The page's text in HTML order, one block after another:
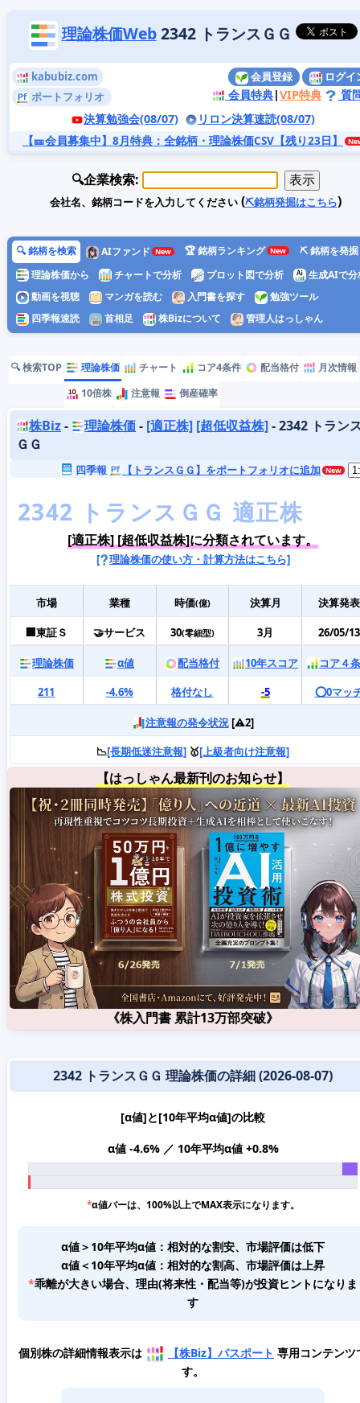
理論株価Web2342 トランスＧＧ
kabubiz.com
ポートフォリオ
会員登録 ログイ
会員特典|VIP特典
質
決算勉強会(08/07)
リロン決算速読(08/07)
【🎫会員募集中】8月特典 ：全銘柄・理論株価CSV【残り23日】
🔍企業検索:
会社名、銘柄コードを入力してください(⛏️銘柄発掘はこちら)
🔍 銘柄を検索 AIファンド 🏆 銘柄ランキング
⛏️ 銘柄を発掘
理論株価から
チャートで分析 プロット図で分析
生成AIで分
動画を視聴
マンガを読む 入門書を探す
勉強ツール
四季報速読
首相足 株Bizについて 管理人はっしゃん
🔍 検索TOP 理論株価 チャート コア4条件 配当格付
月次情報
10倍株
注意報 倒産確率
株Biz- 理論株価- [適正株] [超低収益株]- 2342 トラン
ＧＧ
四季報 【トランスＧＧ】をポートフォリオに追加
[適正株] [超低収益株]に分類されています。
[ 理論株価の使い方・計算方法はこちら]
市場 業種 時価(億) 決算月 決算発表
🏢東証Ｓ 🤝サービス 30(零細型) 3月 26/05/13
理論株価 α値 配当格付 10年スコア
コア４
211
-4.6% 格付なし -5 ⭕️0マッ
注意報の発令状況[⚠️2]
📉[長期低迷注意報] 🥇[上級者向け注意報]
【はっしゃん最新刊のお知らせ】
《株入門書 累計13万部突破》
2342 トランスＧＧ 理論株価の詳細 (2026-08-07)
[α値]と[10年平均α値]の比較
α値 -4.6% ／ 10年平均α値 +0.8%
*α値バーは、100%以上でMAX表示になります。
α値＞10年平均α値：相対的な割安、市場評価は低下
α値＜10年平均α値：相対的な割高、市場評価は上昇
*乖離が大きい場合、理由(将来性・配当等)が投資ヒントになりま
す
個別株の詳細情報表示は 【株Biz】パスポート 専用コンテンツ
す。